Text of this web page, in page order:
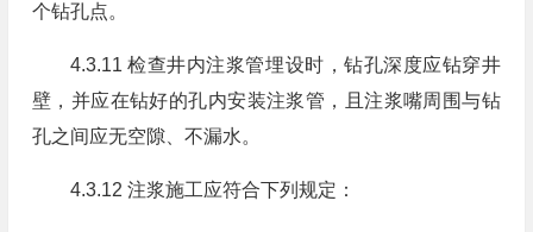
个钻孔点。
4.3.11 检查井内注浆管埋设时，钻孔深度应钻穿井
壁，并应在钻好的孔内安装注浆管，且注浆嘴周围与钻
孔之间应无空隙、不漏水。
4.3.12 注浆施工应符合下列规定：